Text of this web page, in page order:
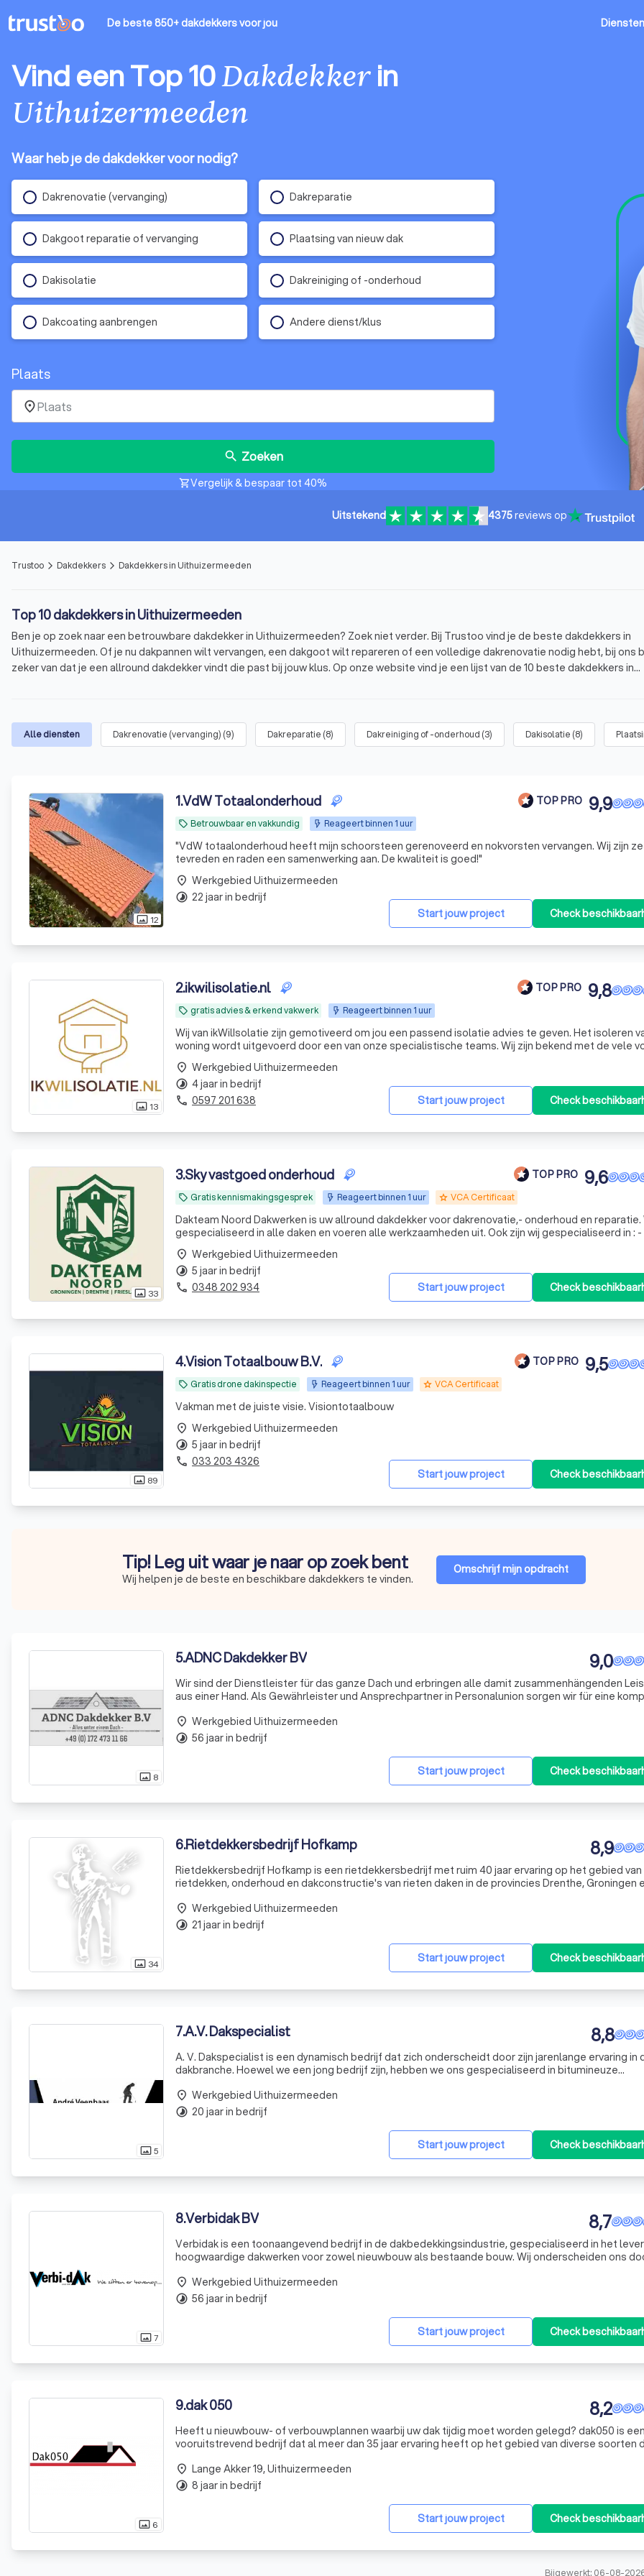
De beste 850+ dakdekkersvoor jou Diensten
Vind een Top 10Dakdekkerin
Uithuizermeeden
Waar heb je de dakdekker voor nodig?
Dakrenovatie (vervanging) Dakreparatie
Dakgoot reparatie of vervanging Plaatsing van nieuw dak
Dakisolatie Dakreiniging of -onderhoud
Dakcoating aanbrengen Andere dienst/klus
Plaats
place
search Zoeken
shopping_cartVergelijk & bespaar tot 40%
Uitstekend 4375reviews op
Trustoo arrow_forward_ios Dakdekkers arrow_forward_ios Dakdekkers in Uithuizermeeden
Top 10 dakdekkers in Uithuizermeeden
Ben je op zoek naar een betrouwbare dakdekker in Uithuizermeeden? Zoek niet verder. Bij Trustoo vind je de beste dakdekkers in
Uithuizermeeden. Of je nu dakpannen wilt vervangen, een dakgoot wilt repareren of een volledige dakrenovatie nodig hebt, bij ons
zeker van dat je een allround dakdekker vindt die past bij jouw klus. Op onze website vind je een lijst van de 10 beste dakdekkers in
Waarom een professionele dakdekker in Uithuizermeeden?
Hoe vind je een betrouwbare dakdekker in Uithuizermeeden?
Alle diensten Dakrenovatie (vervanging) (9) Dakreparatie (8) Dakreiniging of -onderhoud (3) Dakisolatie (8)
photo_size_select_actual 12
1.VdW Totaalonderhoud TOP PRO
local_offer Betrouwbaar en vakkundig Reageert binnen 1 uur
9,9
"VdW totaalonderhoud heeft mijn schoorsteen gerenoveerd en nokvorsten vervangen. Wij zijn
tevreden en raden een samenwerking aan. De kwaliteit is goed!"
Start jouw project Check
place Werkgebied Uithuizermeeden
timelapse 22 jaar in bedrijf
photo_size_select_actual 13
2.ikwilisolatie.nl TOP PRO
local_offer gratis advies & erkend vakwerk Reageert binnen 1 uur
9,8
Wij van ikWilIsolatie zijn gemotiveerd om jou een passend isolatie advies te geven. Het isoleren
woning wordt uitgevoerd door een van onze specialistische teams. Wij zijn bekend met de vele
van isolatie en ons specialisme ligt bij: Het isoleren van kruipruimtes, vloeren, plafonds en da
Start jouw project Check
place Werkgebied Uithuizermeeden
timelapse 4 jaar in bedrijf
phone 0597 201 638
photo_size_select_actual 33
3.Sky vastgoed onderhoud TOP PRO
local_offer Gratis kennismakingsgesprek Reageert binnen 1 uur grade VCA Certificaat
9,6
Dakteam Noord Dakwerken is uw allround dakdekker voor dakrenovatie,- onderhoud en reparatie.
gespecialiseerd in alle daken en voeren alle werkzaamheden uit. Ook zijn wij gespecialiseerd in : - Platte
Start jouw project Check
place Werkgebied Uithuizermeeden
timelapse 5 jaar in bedrijf
phone 0348 202 934
photo_size_select_actual 89
4.Vision Totaalbouw B.V. TOP PRO
local_offer Gratis drone dakinspectie Reageert binnen 1 uur grade VCA Certificaat
9,5
Vakman met de juiste visie. Visiontotaalbouw
Start jouw project Check
place Werkgebied Uithuizermeeden
timelapse 5 jaar in bedrijf
phone 033 203 4326
Tip! Leg uit waar je naar op zoek bent
Wij helpen je de beste en beschikbare dakdekkers te vinden.
Omschrijf mijn opdracht
photo_size_select_actual 8
5.ADNC Dakdekker BV 9,0
Wir sind der Dienstleister für das ganze Dach und erbringen alle damit zusammenhängenden
aus einer Hand. Als Gewährleister und Ansprechpartner in Personalunion sorgen wir für eine
Start jouw project Check
place Werkgebied Uithuizermeeden
timelapse 56 jaar in bedrijf
photo_size_select_actual 34
6.Rietdekkersbedrijf Hofkamp 8,9
Rietdekkersbedrijf Hofkamp is een rietdekkersbedrijf met ruim 40 jaar ervaring op het gebied van
rietdekken, onderhoud en dakconstructie's van rieten daken in de provincies Drenthe, Groningen
Start jouw project Check
place Werkgebied Uithuizermeeden
timelapse 21 jaar in bedrijf
photo_size_select_actual5
7.A.V. Dakspecialist 8,8
A. V. Dakspecialist is een dynamisch bedrijf dat zich onderscheidt door zijn jarenlange ervaring in
dakbranche. Hoewel we een jong bedrijf zijn, hebben we ons gespecialiseerd in bitumineuze
nieuwb
Start jouw project Check
place Werkgebied Uithuizermeeden
timelapse 20 jaar in bedrijf
photo_size_select_actual7
8.Verbidak BV 8,7
Verbidak is een toonaangevend bedrijf in de dakbedekkingsindustrie, gespecialiseerd in het
hoogwaardige dakwerken voor zowel nieuwbouw als bestaande bouw. Wij onderscheiden ons
medewer
Start jouw project Check
place Werkgebied Uithuizermeeden
timelapse 56 jaar in bedrijf
photo_size_select_actual 6
9.dak 050 8,2
Heeft u nieuwbouw- of verbouwplannen waarbij uw dak tijdig moet worden gelegd? dak050 is een
vooruitstrevend bedrijf dat al meer dan 35 jaar ervaring heeft op het gebied van diverse soorten
een ku
Start jouw project Check
place Lange Akker 19, Uithuizermeeden
timelapse 8 jaar in bedrijf
Bijgewerkt: 06-08-